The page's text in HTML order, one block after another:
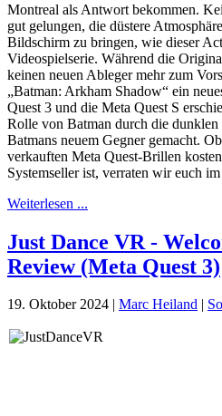
Montreal als Antwort bekommen.
gut gelungen, die düstere
Bildschirm zu bringen, wie dieser
Videospielserie. Während die
keinen neuen Ableger mehr zum
„Batman: Arkham Shadow“ ein
Quest 3 und die Meta Quest S
Rolle von Batman durch die dunklen
Batmans neuem Gegner gemacht.
verkauften Meta Quest-Brillen
Systemseller ist, verraten wir euch im
Weiterlesen ...
Just Dance VR -
Review (Meta Quest 3)
19. Oktober 2024 | Marc Heiland |